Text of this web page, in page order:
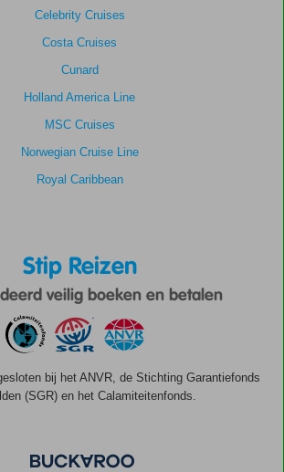
Celebrity Cruises
Costa Cruises
Cunard
Holland America Line
MSC Cruises
Norwegian Cruise Line
Royal Caribbean
Stip Reizen
veilig boeken en betalen
bij het ANVR, de Stichting Garantiefonds
(SGR) en het Calamiteitenfonds.